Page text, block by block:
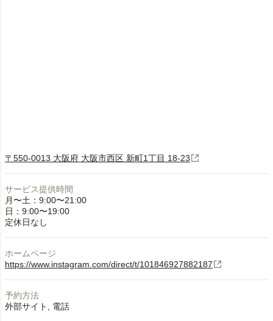
〒550-0013 大阪府 大阪市西区 新町1丁目 18-23
サービス提供時間
月〜土：9:00〜21:00
日：9:00〜19:00
定休日なし
ホームページ
https://www.instagram.com/direct/t/101846927882187
予約方法
外部サイト
電話